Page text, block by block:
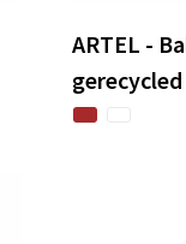
ARTEL -